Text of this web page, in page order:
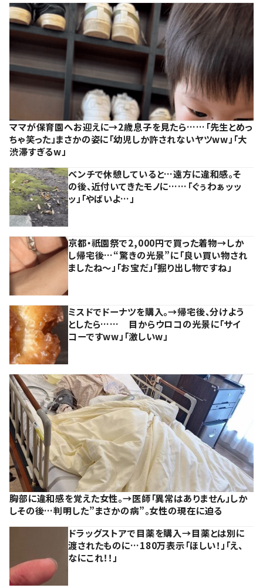
ママが保育園へお迎えに→2歳息子を見たら……「先生とめっ
ちゃ笑った」まさかの姿に「幼児しか許されないヤツww」「大
渋滞すぎるw」
ベンチで休憩していると…遠方に違和感。そ
の後、近付いてきたモノに……「ぐぅわぁッッ
ッ」「やばいよ…」
京都・祇園祭で2,000円で買った着物→しか
し帰宅後…“驚きの光景”に「良い買い物され
ましたね～」「お宝だ」「掘り出し物ですね」
ミスドでドーナツを購入。→帰宅後、分けよう
としたら…… 目からウロコの光景に「サイ
コーですww」「激しいw」
胸部に違和感を覚えた女性。→医師「異常はありません」しか
しその後…判明した”まさかの病”。女性の現在に迫る
ドラッグストアで目薬を購入→目薬とは別に
渡されたものに…180万表示「ほしい！」「え、
なにこれ！！」